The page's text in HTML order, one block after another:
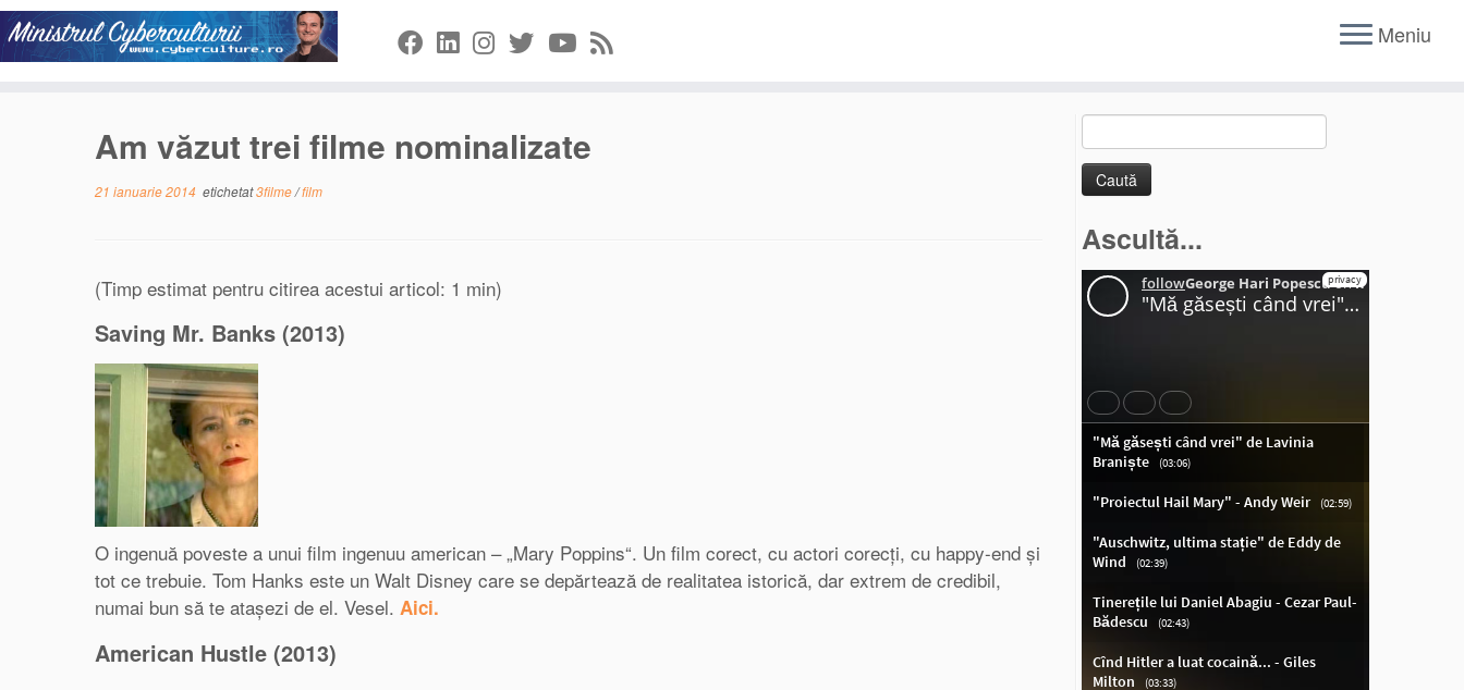
Sari
la
Meniu
Am văzut trei filme nominalizate
21 ianuarie 2014 etichetat3filme/film
(Timp estimat pentru citirea acestui articol: 1 min)
Saving Mr. Banks (2013)
O ingenuă poveste a unui film ingenuu american – „Mary Poppins“. Un film corect, cu actori corecți, cu happy-end și
tot ce trebuie. Tom Hanks este un Walt Disney care se depărtează de realitatea istorică, dar extrem de credibil,
numai bun să te atașezi de el. Vesel. Aici.
American Hustle (2013)
după:
Ascultă...